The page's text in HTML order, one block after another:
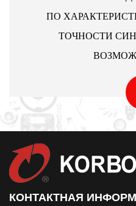
ПО
ТОЧНОСТИ
КОНТАКТНАЯ